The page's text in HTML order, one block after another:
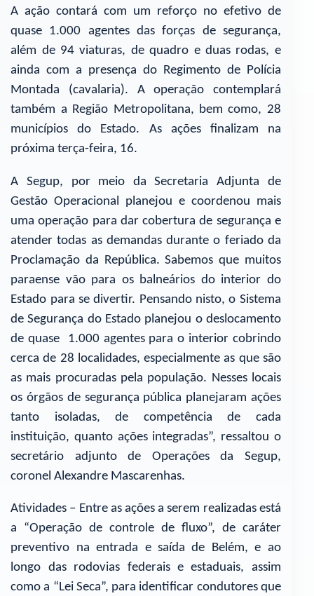
A ação contará com um reforço no efetivo de
quase 1.000 agentes das forças de segurança,
além de 94 viaturas, de quadro e duas rodas, e
ainda com a presença do Regimento de Polícia
Montada (cavalaria). A operação contemplará
também a Região Metropolitana, bem como, 28
municípios do Estado. As ações finalizam na
próxima terça-feira, 16.
A Segup, por meio da Secretaria Adjunta de
Gestão Operacional planejou e coordenou mais
uma operação para dar cobertura de segurança e
atender todas as demandas durante o feriado da
Proclamação da República. Sabemos que muitos
paraense vão para os balneários do interior do
Estado para se divertir. Pensando nisto, o Sistema
de Segurança do Estado planejou o deslocamento
de quase 1.000 agentes para o interior cobrindo
cerca de 28 localidades, especialmente as que são
as mais procuradas pela população. Nesses locais
os órgãos de segurança pública planejaram ações
tanto isoladas, de competência de cada
instituição, quanto ações integradas”, ressaltou o
secretário adjunto de Operações da Segup,
coronel Alexandre Mascarenhas.
Atividades – Entre as ações a serem realizadas está
a “Operação de controle de fluxo”, de caráter
preventivo na entrada e saída de Belém, e ao
longo das rodovias federais e estaduais, assim
como a “Lei Seca”, para identificar condutores que